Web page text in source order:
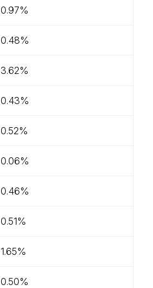
0.97%
0.48%
3.62%
0.43%
0.52%
0.06%
0.46%
0.51%
1.65%
0.50%